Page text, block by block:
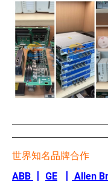
世界知名品牌合作
ABB GE Allen